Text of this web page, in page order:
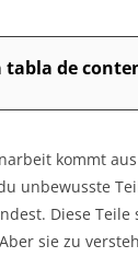
tabla de
kommt
unbewusste
Diese
sie zu